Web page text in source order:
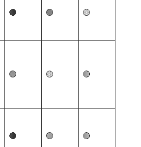
🔴 🟢 🟡
🟢 🟡 🔴
🔴 🟢 🔴